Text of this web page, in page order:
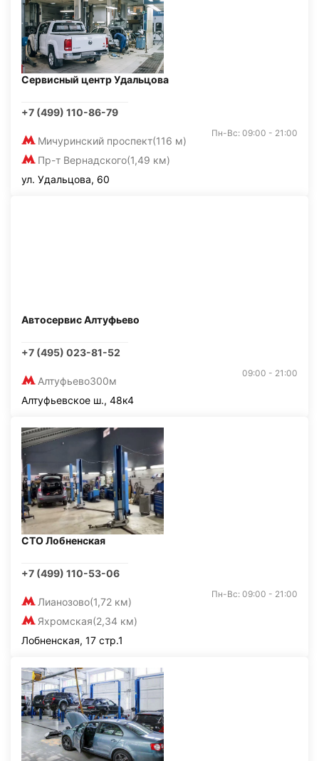
Сервисный центр Удальцова
+7 (499) 110-86-79
Мичуринский проспект(116 м)
Пр-т Вернадского(1,49 км)
Пн-Вс: 09:00 - 21:00
ул. Удальцова, 60
Автосервис Алтуфьево
+7 (495) 023-81-52
Алтуфьево300м
09:00 - 21:00
Алтуфьевское ш., 48к4
СТО Лобненская
+7 (499) 110-53-06
Лианозово(1,72 км)
Яхромская(2,34 км)
Пн-Вс: 09:00 - 21:00
Лобненская, 17 стр.1